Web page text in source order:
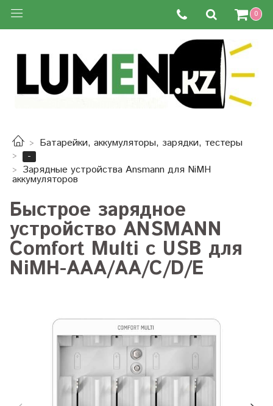
0
Батарейки, аккумуляторы, зарядки, тестеры
-
Зарядные устройства Ansmann для NiMH
аккумуляторов
Быстрое зарядное
устройство ANSMANN
Comfort Multi с USB для
NiMH-AAA/AA/C/D/E